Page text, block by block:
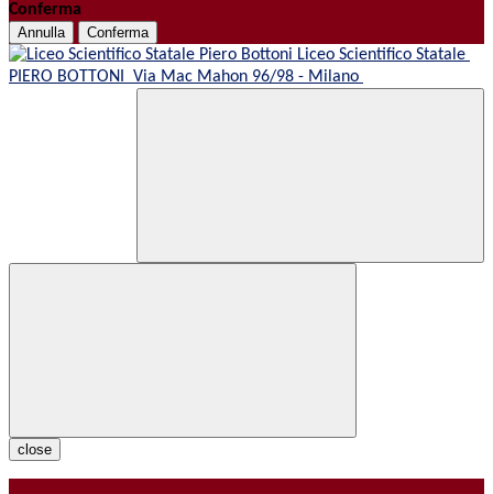
Conferma
Annulla Conferma
Liceo Scientifico Statale
PIERO BOTTONI Via Mac Mahon 96/98 - Milano
close